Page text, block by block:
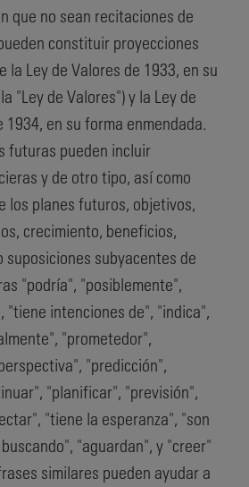
que no sean recitaciones de
constituir proyecciones
Ley de Valores de 1933, en su
"Ley de Valores") y la Ley de
1934, en su forma enmendada.
futuras pueden incluir
y de otro tipo, así como
los planes futuros, objetivos,
crecimiento, beneficios,
subyacentes de
"podría", "posiblemente",
"tiene intenciones de", "indica",
"prometedor",
"predicción",
"planificar", "previsión",
"tiene la esperanza", "son
"aguardan", y "creer"
similares pueden ayudar a